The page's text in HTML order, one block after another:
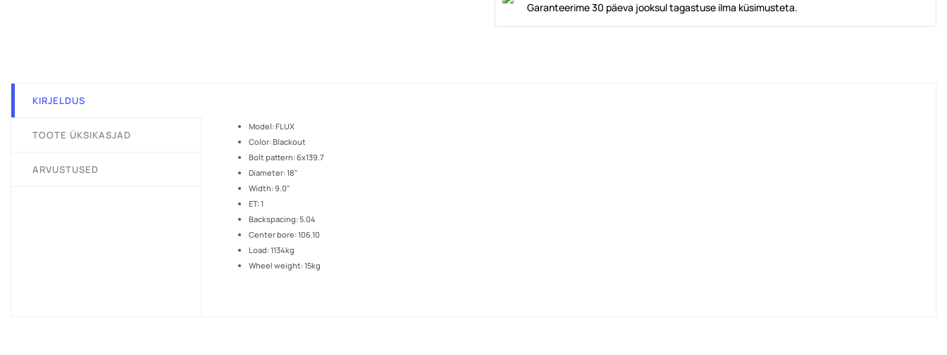
Garanteerime 30 päeva jooksul tagastuse ilma küsimusteta.
KIRJELDUS
TOOTE ÜKSIKASJAD
ARVUSTUSED
Model: FLUX
Color: Blackout
Bolt pattern: 6x139.7
Diameter: 18"
Width: 9.0"
ET: 1
Backspacing: 5.04
Center bore: 106.10
Load: 1134kg
Wheel weight: 15kg